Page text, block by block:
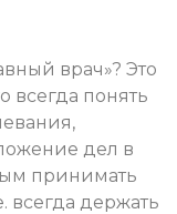
врач»? Это
всегда понять
дел в
принимать
всегда держать